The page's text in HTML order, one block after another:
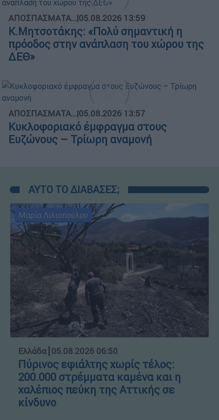
ΑΠΟΣΠΑΣΜΑΤΑ...|05.08.2026 13:59
Κ.Μητσοτάκης: «Πολύ σημαντική η
πρόοδος στην ανάπλαση του χώρου της
ΔΕΘ»
ΑΠΟΣΠΑΣΜΑΤΑ...|05.08.2026 13:57
Κυκλοφοριακό έμφραγμα στους
Ευζώνους – Τρίωρη αναμονή
ΑΥΤΟ ΤΟ ΔΙΑΒΑΣΕΣ;
Μαρία Λιλιοπούλου
Ελλάδα┋05.08.2026 06:50
Πύρινος εφιάλτης χωρίς τέλος:
200.000 στρέμματα καμένα και η
χαλέπιος πεύκη της Αττικής σε
κίνδυνο